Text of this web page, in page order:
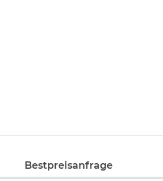
Bestpreisanfrage